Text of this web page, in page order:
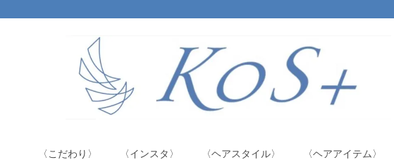
〈こだわり〉 〈インスタ〉 〈ヘアスタイル〉 〈ヘアアイテム〉